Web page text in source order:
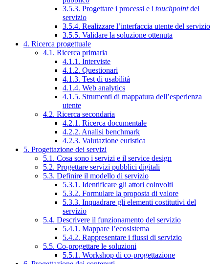
3.5.3. Progettare i processi e i touchpointdel
servizio
3.5.4. Realizzare l’interfaccia utente del servizio
3.5.5. Validare la soluzione ottenuta
4. Ricerca progettuale
4.1. Ricerca primaria
4.1.1. Interviste
4.1.2. Questionari
4.1.3. Test di usabilità
4.1.4. Web analytics
4.1.5. Strumenti di mappatura dell’esperienza
utente
4.2. Ricerca secondaria
4.2.1. Ricerca documentale
4.2.2. Analisi benchmark
4.2.3. Valutazione euristica
5. Progettazione dei servizi
5.1. Cosa sono i servizi e il service design
5.2. Progettare servizi pubblici digitali
5.3. Definire il modello di servizio
5.3.1. Identificare gli attori coinvolti
5.3.2. Formulare la proposta di valore
5.3.3. Inquadrare gli elementi costitutivi del
servizio
5.4. Descrivere il funzionamento del servizio
5.4.1. Mappare l’ecosistema
5.4.2. Rappresentare i flussi di servizio
5.5. Co-progettare le soluzioni
5.5.1. Workshop di co-progettazione